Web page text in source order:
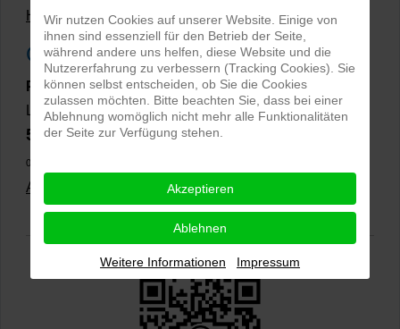
Hollowman und Produktfotografie
Google Rezensionen
PRO-ducto GmbH, Fotografie und Bildbearbeitung in
Lichtenau
5,0⭐⭐⭐⭐⭐bei144 Google-Rezensionen
02.01.2026)
Alle Rezensionen ansehen|Bewertung abgeben
Wir nutzen Cookies auf unserer Website. Einige von
ihnen sind essenziell für den Betrieb der Seite,
während andere uns helfen, diese Website und die
Nutzererfahrung zu verbessern (Tracking Cookies). Sie
können selbst entscheiden, ob Sie die Cookies
zulassen möchten. Bitte beachten Sie, dass bei einer
Ablehnung womöglich nicht mehr alle Funktionalitäten
der Seite zur Verfügung stehen.
Akzeptieren
Ablehnen
Weitere Informationen Impressum